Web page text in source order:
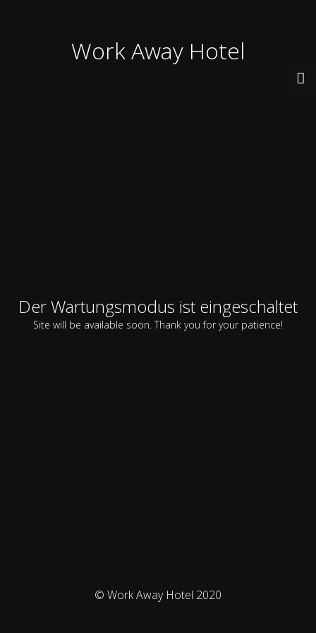
Work Away Hotel
Der Wartungsmodus ist eingeschaltet
Site will be available soon. Thank you for your patience!
© Work Away Hotel 2020